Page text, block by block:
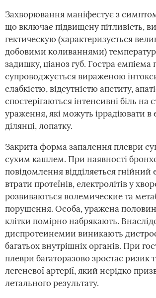
Захворювання маніфестує з
що включає підвищену пітливість,
гектическую (характеризується
добовими коливаннями)
задишку, ціаноз губ. Гостра емпієма
супроводжується вираженою
слабкістю, відсутністю апетиту,
спостерігаються інтенсивні біль на
ураження, які можуть іррадіювати в
ділянці, лопатку.
Закрита форма запалення плеври
сухим кашлем. При наявності
повідомлення відділяється гнійний
втрати протеїнів, електролітів у
розвиваються волемические та
порушення. Особа, уражена
клітки помірно набрякають.
диспротеинемии виникають
багатьох внутрішніх органів. При
плеври багаторазово зростає ризик
легеневої артерії, який нерідко
летального результату.